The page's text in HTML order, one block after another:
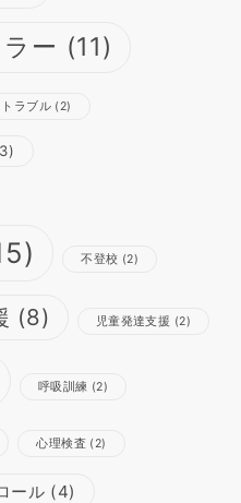
ー (11)
トラブル (2)
不登校 (2)
(8) 児童発達支援 (2)
呼吸訓練 (2)
心理検査 (2)
ール (4)